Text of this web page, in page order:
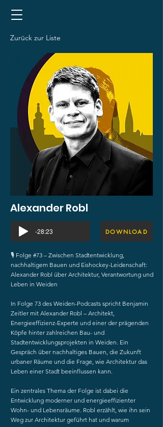
Zurück zur Liste
Alexander Robl
-28:23 DOWNLOAD
🎙 Folge #73 – Zwischen Stadtentwicklung,
nachhaltigem Bauen und Eishockey-Leidenschaft:
Alexander Robl über Architektur, Verantwortung und
Leben in Weiden
In Folge 73 des Weiden-Podcasts spricht Benjamin
Zeitler mit Alexander Robl – Architekt,
Energieeffizienz-Experte und einer der prägenden
Köpfe hinter zahlreichen Bau- und
Stadtentwicklungsprojekten in Weiden. Ein
Gespräch über nachhaltiges Bauen, die Zukunft
urbaner Räume und die Frage, wie Architektur das
Leben einer Stadt beeinflussen kann.
Ein zentrales Thema der Folge ist dabei die
Entwicklung moderner und energieeffizienter
Wohn- und Lebensräume. Robl erzählt, wie ihn sein
Weg zur Architektur geführt hat und warum